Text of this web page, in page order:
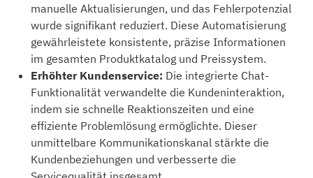
manuelle Aktualisierungen, und das Fehlerpotenzial
wurde signifikant reduziert. Diese Automatisierung
gewährleistete konsistente, präzise Informationen
im gesamten Produktkatalog und Preissystem.
Erhöhter Kundenservice: Die integrierte Chat-
Funktionalität verwandelte die Kundeninteraktion,
indem sie schnelle Reaktionszeiten und eine
effiziente Problemlösung ermöglichte. Dieser
unmittelbare Kommunikationskanal stärkte die
Kundenbeziehungen und verbesserte die